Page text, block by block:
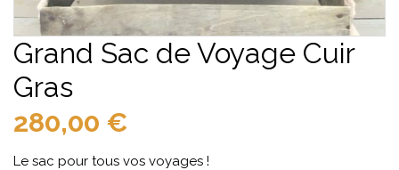
Grand Sac de Voyage Cuir
Gras
280,00 €
Le sac pour tous vos voyages !